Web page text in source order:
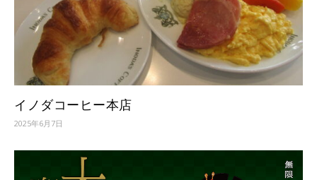
イノダコーヒー本店
2025年6月7日